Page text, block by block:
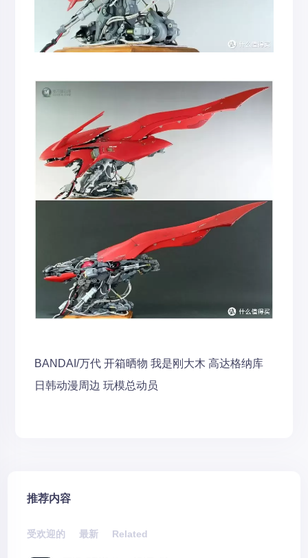
BANDAI/万代 开箱晒物 我是刚大木 高达格纳库
日韩动漫周边 玩模总动员
推荐内容
受欢迎的 最新 Related